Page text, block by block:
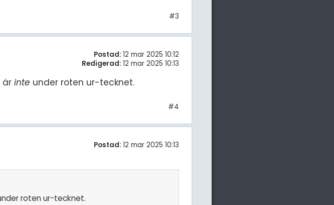
#3
Postad: 12 mar 2025 10:12
Redigerad: 12 mar 2025 10:13
ärinte under roten ur-tecknet.
#4
Postad: 12 mar 2025 10:13
roten ur-tecknet.